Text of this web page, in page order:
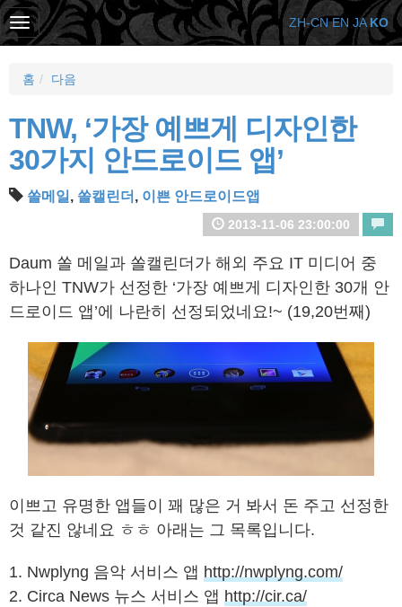
홈 다음
TNW, ‘가장 예쁘게 디자인한
30가지 안드로이드 앱’
쏠메일 , 쏠캘린더 , 이쁜 안드로이드앱
2013-11-06 23:00:00
Daum 쏠 메일과 쏠캘린더가 해외 주요 IT 미디어 중
하나인 TNW가 선정한 ‘가장 예쁘게 디자인한 30개 안
드로이드 앱’에 나란히 선정되었네요!~ (19,20번째)
이쁘고 유명한 앱들이 꽤 많은 거 봐서 돈 주고 선정한
것 같진 않네요 ㅎㅎ 아래는 그 목록입니다.
1. Nwplyng 음악 서비스 앱 http://nwplyng.com/
2. Circa News 뉴스 서비스 앱 http://cir.ca/
ZH-CN EN JA KO